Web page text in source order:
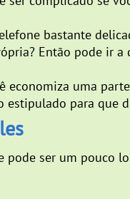
bastante
Então pode ir
uma
estipulado para que
ser um pouco